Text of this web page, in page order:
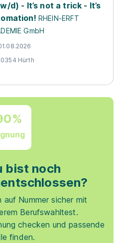
d) - It’s not a trick - It’s
RHEIN-ERFT
GmbH
Hürth
bist noch
auf Nummer sicher mit
Berufswahltest.
checken und passende
finden.